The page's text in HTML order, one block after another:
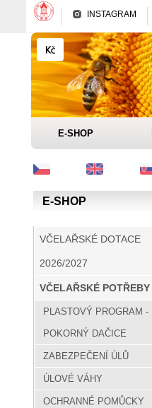
INSTAGRAM
E-SHOP
E-SHOP
VČELAŘSKÉ DOTACE
2026/2027
VČELAŘSKÉ POTŘEBY
PLASTOVÝ PROGRAM -
POKORNÝ DAČICE
ZABEZPEČENÍ ÚLŮ
ÚLOVÉ VÁHY
OCHRANNÉ POMŮCKY